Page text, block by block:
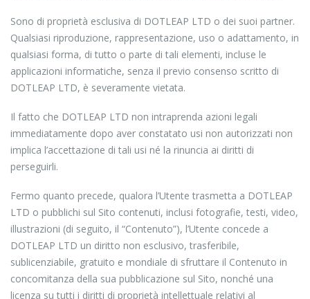
Sono di proprietà esclusiva di DOTLEAP LTD o dei suoi partner.
Qualsiasi riproduzione, rappresentazione, uso o adattamento, in
qualsiasi forma, di tutto o parte di tali elementi, incluse le
applicazioni informatiche, senza il previo consenso scritto di
DOTLEAP LTD, è severamente vietata.
Il fatto che DOTLEAP LTD non intraprenda azioni legali
immediatamente dopo aver constatato usi non autorizzati non
implica l’accettazione di tali usi né la rinuncia ai diritti di
perseguirli.
Fermo quanto precede, qualora l’Utente trasmetta a DOTLEAP
LTD o pubblichi sul Sito contenuti, inclusi fotografie, testi, video,
illustrazioni (di seguito, il “Contenuto”), l’Utente concede a
DOTLEAP LTD un diritto non esclusivo, trasferibile,
sublicenziabile, gratuito e mondiale di sfruttare il Contenuto in
concomitanza della sua pubblicazione sul Sito, nonché una
licenza su tutti i diritti di proprietà intellettuale relativi al